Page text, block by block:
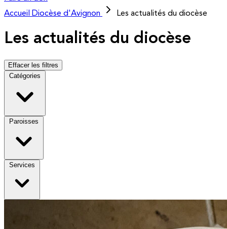
Accueil
Diocèse d'Avignon Les actualités du diocèse
Les actualités du diocèse
Effacer les filtres
Catégories
Paroisses
Services